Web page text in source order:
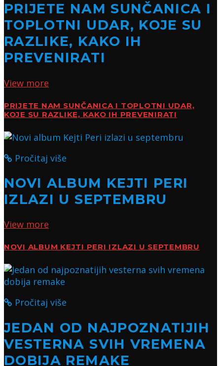
PRIJETE NAM SUNČANICA I
TOPLOTNI UDAR, KOJE SU
RAZLIKE, KAKO IH
PREVENIRATI
View more
PRIJETE NAM SUNČANICA I TOPLOTNI UDAR,
KOJE SU RAZLIKE, KAKO IH PREVENIRATI
Pročitaj više
NOVI ALBUM KEJTI PERI
IZLAZI U SEPTEMBRU
View more
NOVI ALBUM KEJTI PERI IZLAZI U SEPTEMBRU
Pročitaj više
JEDAN OD NAJPOZNATIJIH
VESTERNA SVIH VREMENA
DOBIJA REMAKE